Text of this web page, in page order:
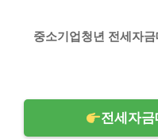
중소기업청년 전세자
전세자금